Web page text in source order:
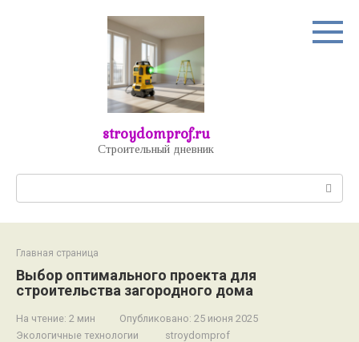
stroydomprof.ru
Строительный дневник
Главная страница
Выбор оптимального проекта для
строительства загородного дома
На чтение: 2 мин Опубликовано: 25 июня 2025
Экологичные технологии
stroydomprof